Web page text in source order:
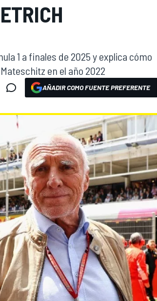
1 a finales de 2025 y explica cómo
en el año 2022
AÑADIR COMO FUENTE PREFERENTE